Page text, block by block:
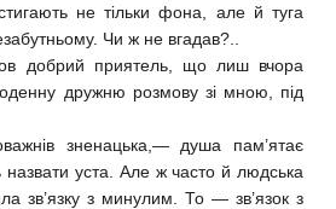
не тільки фона, але й туга
Чи ж не вгадав?..
добрий приятель, що лиш вчора
дружню розмову зі мною, під
зненацька,— душа пам’ятає
назвати уста. Але ж часто й людська
зв’язку з минулим. То — зв’язок з